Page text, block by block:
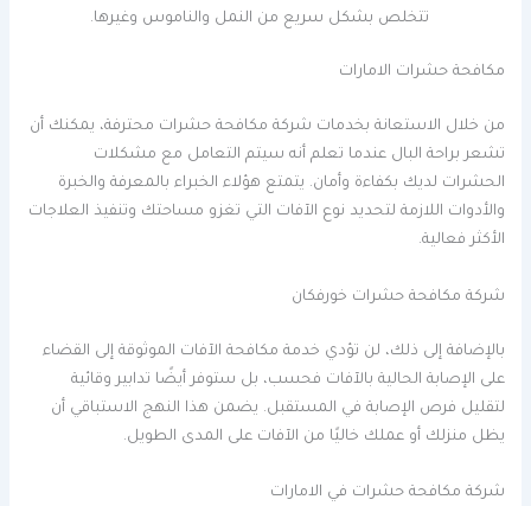
تتخلص بشكل سريع من النمل والناموس وغيرها.
مكافحة حشرات الامارات
من خلال الاستعانة بخدمات شركة مكافحة حشرات محترفة، يمكنك أن
تشعر براحة البال عندما تعلم أنه سيتم التعامل مع مشكلات
الحشرات لديك بكفاءة وأمان. يتمتع هؤلاء الخبراء بالمعرفة والخبرة
والأدوات اللازمة لتحديد نوع الآفات التي تغزو مساحتك وتنفيذ العلاجات
الأكثر فعالية.
شركة مكافحة حشرات خورفكان
بالإضافة إلى ذلك، لن تؤدي خدمة مكافحة الآفات الموثوقة إلى القضاء
على الإصابة الحالية بالآفات فحسب، بل ستوفر أيضًا تدابير وقائية
لتقليل فرص الإصابة في المستقبل. يضمن هذا النهج الاستباقي أن
يظل منزلك أو عملك خاليًا من الآفات على المدى الطويل.
شركة مكافحة حشرات في الامارات